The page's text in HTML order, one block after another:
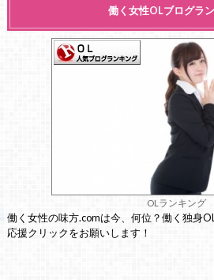
働く女性OLブログラ
OLランキング
働く女性の味方.comは今、何位？働く独身
応援クリックをお願いします！